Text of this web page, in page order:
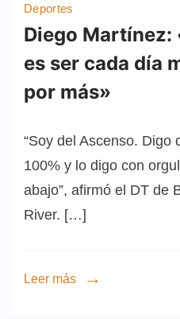
Deportes
Diego Martínez:
es ser cada día
por más»
“Soy del Ascenso. Digo
100% y lo digo con
abajo”, afirmó el DT de
River. […]
Leer más